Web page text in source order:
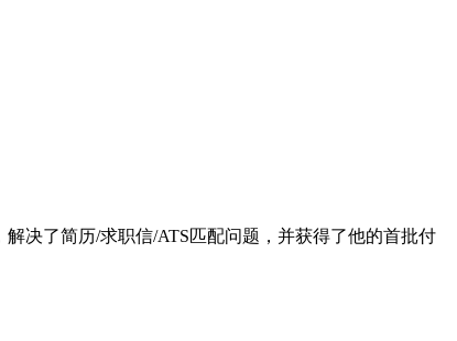
决了简历/求职信/ATS匹配问题，并获得了他的首批付